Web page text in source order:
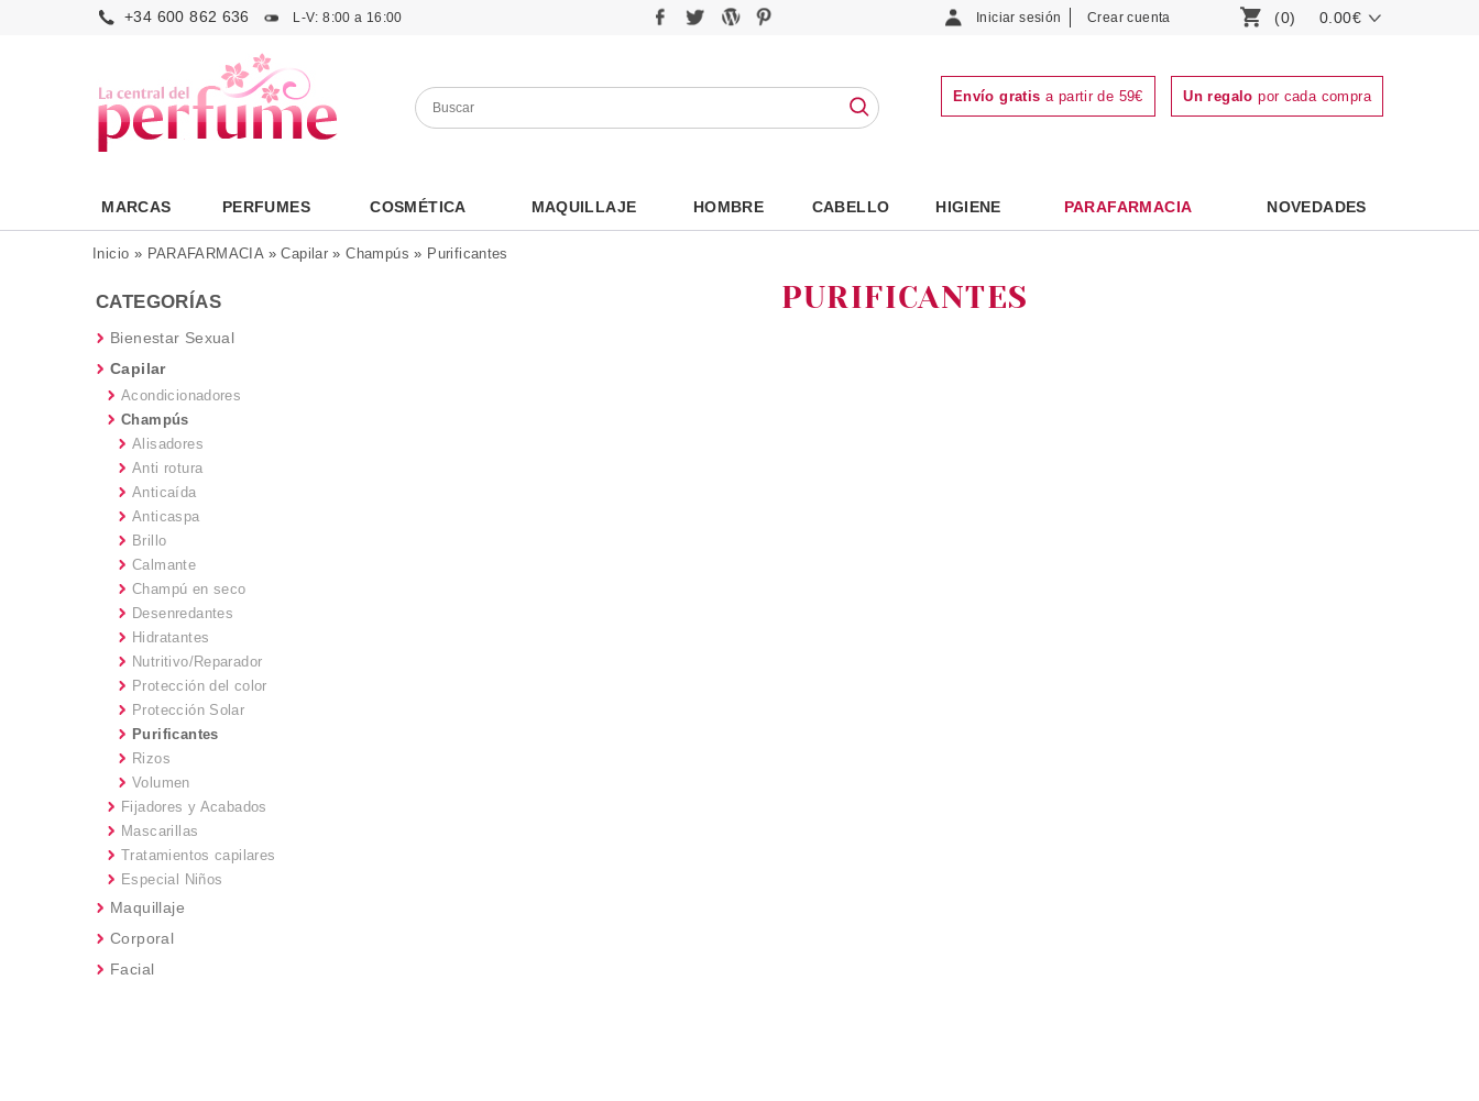
+34 600 862 636 L-V: 8:00 a 16:00 Iniciar sesión Crear cuenta (0) 0.00€
Envío gratis a partir de 59€ Un regalo por cada compra
MARCAS PERFUMES COSMÉTICA MAQUILLAJE HOMBRE CABELLO HIGIENE PARAFARMACIA NOVEDADES
Inicio » PARAFARMACIA»Capilar »Champús » Purificantes
CATEGORÍAS
Bienestar Sexual
Capilar
Acondicionadores
Champús
Alisadores
Anti rotura
Anticaída
Anticaspa
Brillo
Calmante
Champú en seco
Desenredantes
Hidratantes
Nutritivo/Reparador
Protección del color
Protección Solar
Purificantes
Rizos
Volumen
Fijadores y Acabados
Mascarillas
Tratamientos capilares
Especial Niños
Maquillaje
Corporal
Facial
PURIFICANTES